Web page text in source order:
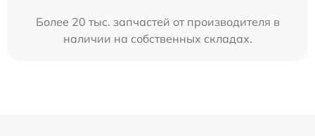
Более 20 тыс. запчастей от производителя в
наличии на собственных складах.